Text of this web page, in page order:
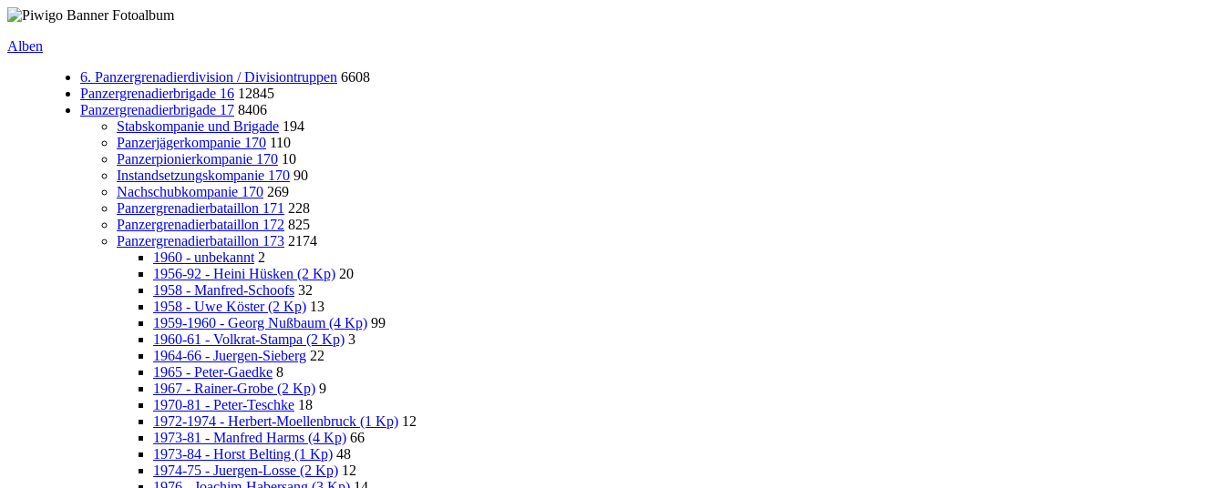
Alben
6. Panzergrenadierdivision / Divisiontruppen 6608
Panzergrenadierbrigade 16 12845
Panzergrenadierbrigade 17 8406
Stabskompanie und Brigade 194
Panzerjägerkompanie 170 110
Panzerpionierkompanie 170 10
Instandsetzungskompanie 170 90
Nachschubkompanie 170 269
Panzergrenadierbataillon 171 228
Panzergrenadierbataillon 172 825
Panzergrenadierbataillon 173 2174
1960 - unbekannt 2
1956-92 - Heini Hüsken (2 Kp) 20
1958 - Manfred-Schoofs 32
1958 - Uwe Köster (2 Kp) 13
1959-1960 - Georg Nußbaum (4 Kp) 99
1960-61 - Volkrat-Stampa (2 Kp) 3
1964-66 - Juergen-Sieberg 22
1965 - Peter-Gaedke 8
1967 - Rainer-Grobe (2 Kp) 9
1970-81 - Peter-Teschke 18
1972-1974 - Herbert-Moellenbruck (1 Kp) 12
1973-81 - Manfred Harms (4 Kp) 66
1973-84 - Horst Belting (1 Kp) 48
1974-75 - Juergen-Losse (2 Kp) 12